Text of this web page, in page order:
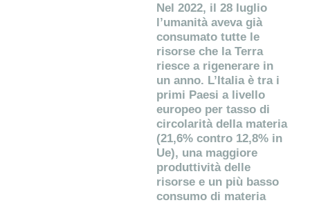
Nel 2022, il 28 luglio
l’umanità aveva già
consumato tutte le
risorse che la Terra
riesce a rigenerare in
un anno. L’Italia è tra i
primi Paesi a livello
europeo per tasso di
circolarità della materia
(21,6% contro 12,8% in
Ue), una maggiore
produttività delle
risorse e un più basso
consumo di materia